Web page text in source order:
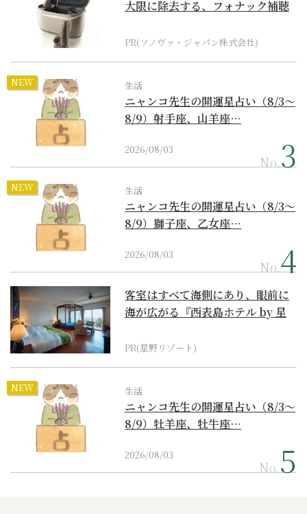
大限に除去する、フォナック補聴
PR(ソノヴァ・ジャパン株式会社)
NEW 生活
ニャンコ先生の開運星占い（8/3～
8/9）射手座、山羊座…
2026/08/03
No.
NEW 生活
ニャンコ先生の開運星占い（8/3～
8/9）獅子座、乙女座…
2026/08/03
No.
客室はすべて海側にあり、眼前に
海が広がる『西表島ホテル by 星
PR(星野リゾート)
NEW 生活
ニャンコ先生の開運星占い（8/3～
8/9）牡羊座、牡牛座…
2026/08/03
No.